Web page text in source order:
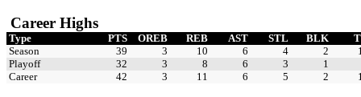
Career Highs
Type PTS OREB REB AST STL BLK
Season
39 3 10 6 4 2
Playoff
32 3 8 6 3
1
Career
42 3 11 6 5 2